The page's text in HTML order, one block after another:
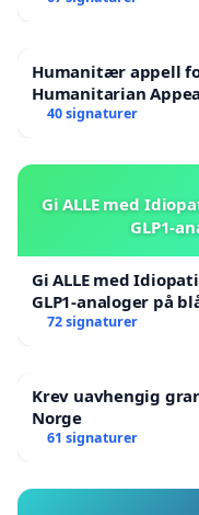
Humanitær appell
Humanitarian
Victims
40 signaturer
Gi ALLE med
GLP1-
Gi ALLE med
GLP1-analoger på
72 signaturer
Krev uavhengig
Norge
61 signaturer